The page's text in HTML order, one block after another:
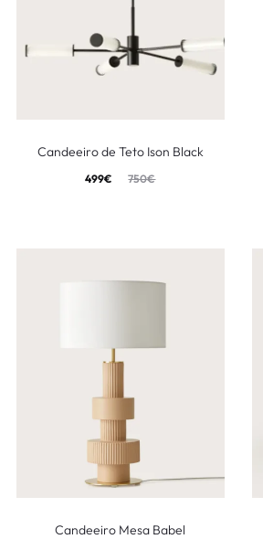
Candeeiro de Teto Ison Black
750€
499€
Candeeiro Mesa Babel